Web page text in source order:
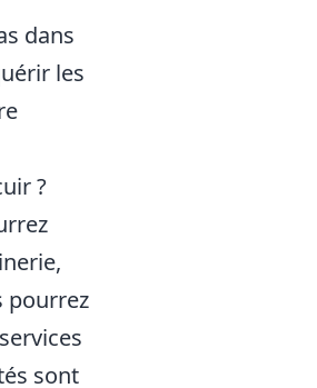
dans
les
?
pourrez
sont